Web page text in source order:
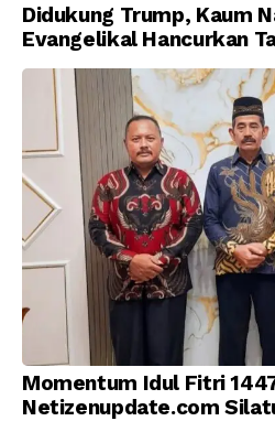
Didukung Trump, Kaum
Evangelikal Hancurkan
Momentum Idul Fitri
Netizenupdate.com